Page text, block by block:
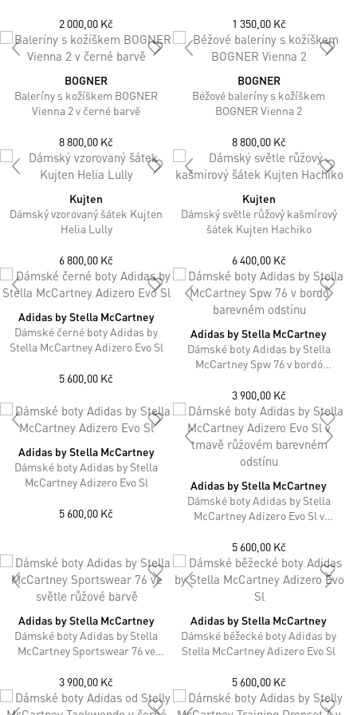
2 000,00 Kč 1 350,00 Kč
BOGNER
Baleríny s kožíškem BOGNER
Vienna 2 v černé barvě
8 800,00 Kč
BOGNER
Béžové baleríny s kožíškem
BOGNER Vienna 2
8 800,00 Kč
Kujten
Dámský vzorovaný šátek Kujten
Helia Lully
6 800,00 Kč
Kujten
Dámský světle růžový kašmírový
šátek Kujten Hachiko
6 400,00 Kč
Adidas by Stella McCartney
Dámské černé boty Adidas by
Stella McCartney Adizero Evo Sl
5 600,00 Kč
Adidas by Stella McCartney
Dámské boty Adidas by Stella
McCartney Spw 76 v bordó
3 900,00 Kč
Adidas by Stella McCartney
Dámské boty Adidas by Stella
McCartney Adizero Evo Sl
5 600,00 Kč
Adidas by Stella McCartney
Dámské boty Adidas by Stella
McCartney Adizero Evo Sl v
odstínu
5 600,00 Kč
Adidas by Stella McCartney
Dámské boty Adidas by Stella
McCartney Sportswear 76 ve
3 900,00 Kč
Adidas by Stella McCartney
Dámské běžecké boty Adidas by
Stella McCartney Adizero Evo Sl
5 600,00 Kč